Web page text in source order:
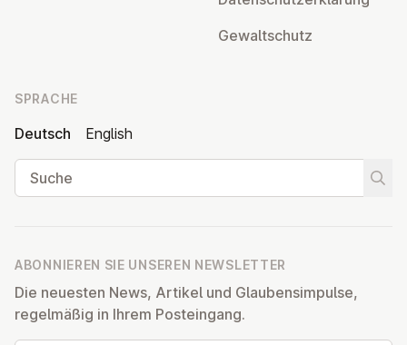
Ge­walt­schutz
SPRACHE
Deutsch
English
Suche
ABONNIEREN SIE UNSEREN NEWSLETTER
Die neuesten News, Artikel und Glaubensimpulse,
regelmäßig in Ihrem Posteingang.